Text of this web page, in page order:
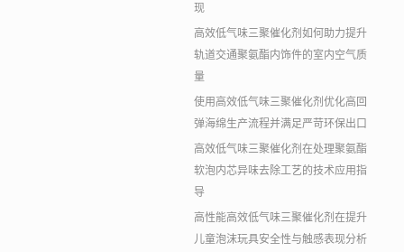
现
高效低气味三聚催化剂如何助力提升
轨道交通聚氨酯内饰件的室内空气质
量
使用高效低气味三聚催化剂优化高回
弹海绵生产流程并满足严苛环保出口
高效低气味三聚催化剂在处理聚氨酯
软泡内芯异味去除工艺的技术应用指
导
高性能高效低气味三聚催化剂在提升
儿童泡沫玩具安全性与触感表现分析